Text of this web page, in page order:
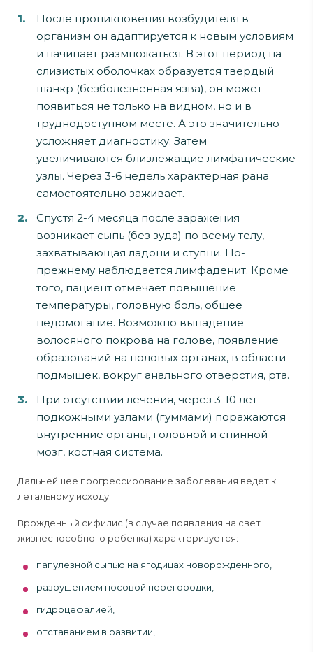
После проникновения возбудителя в
организм он адаптируется к новым условиям
и начинает размножаться. В этот период на
слизистых оболочках образуется твердый
шанкр (безболезненная язва), он может
появиться не только на видном, но и в
труднодоступном месте. А это значительно
усложняет диагностику. Затем
увеличиваются близлежащие лимфатические
узлы. Через 3-6 недель характерная рана
самостоятельно заживает.
Спустя 2-4 месяца после заражения
возникает сыпь (без зуда) по всему телу,
захватывающая ладони и ступни. По-
прежнему наблюдается лимфаденит. Кроме
того, пациент отмечает повышение
температуры, головную боль, общее
недомогание. Возможно выпадение
волосяного покрова на голове, появление
образований на половых органах, в области
подмышек, вокруг анального отверстия, рта.
При отсутствии лечения, через 3-10 лет
подкожными узлами (гуммами) поражаются
внутренние органы, головной и спинной
мозг, костная система.
Дальнейшее прогрессирование заболевания ведет к
летальному исходу.
Врожденный сифилис (в случае появления на свет
жизнеспособного ребенка) характеризуется:
папулезной сыпью на ягодицах новорожденного,
разрушением носовой перегородки,
гидроцефалией,
отставанием в развитии,